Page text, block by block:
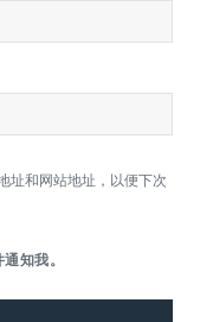
址和网站地址，以便下次
知我。